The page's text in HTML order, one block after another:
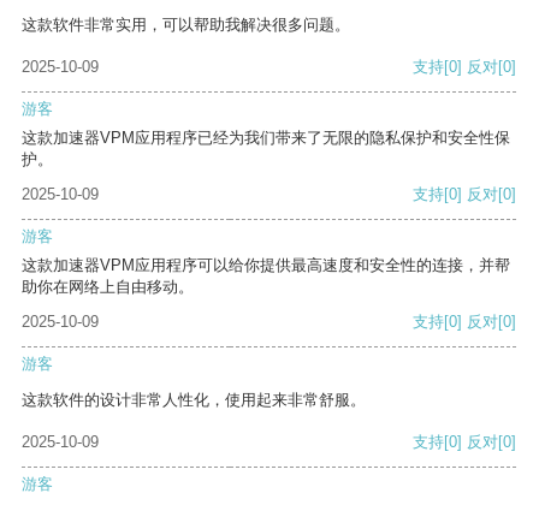
这款软件非常实用，可以帮助我解决很多问题。
2025-10-09 支持[0] 反对[0]
游客
这款加速器VPM应用程序已经为我们带来了无限的隐私保护和安全性保
护。
2025-10-09
支持[0] 反对[0]
游客
这款加速器VPM应用程序可以给你提供最高速度和安全性的连接，并帮
助你在网络上自由移动。
2025-10-09
支持[0] 反对[0]
游客
这款软件的设计非常人性化，使用起来非常舒服。
2025-10-09 支持[0] 反对[0]
游客